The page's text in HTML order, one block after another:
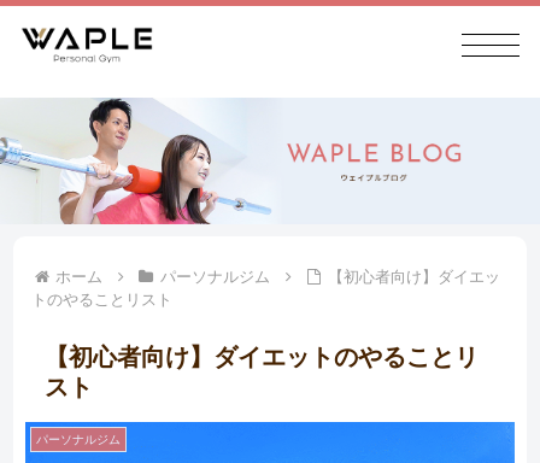
ホーム パーソナルジム
【初心者向け】ダイエッ
トのやることリスト
【初心者向け】ダイエットのやることリ
スト
パーソナルジム